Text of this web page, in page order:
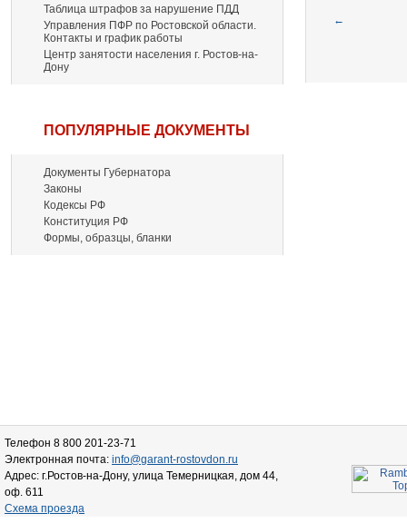
Таблица штрафов за нарушение ПДД
Управления ПФР по Ростовской области.
Контакты и график работы
Центр занятости населения г. Ростов-на-
Дону
ПОПУЛЯРНЫЕ ДОКУМЕНТЫ
Документы Губернатора
Законы
Кодексы РФ
Конституция РФ
Формы, образцы, бланки
←
Телефон 8 800 201-23-71
Электронная почта: info@garant-rostovdon.ru
Адрес: г.Ростов-на-Дону, улица Темерницкая, дом 44,
оф. 611
Схема проезда